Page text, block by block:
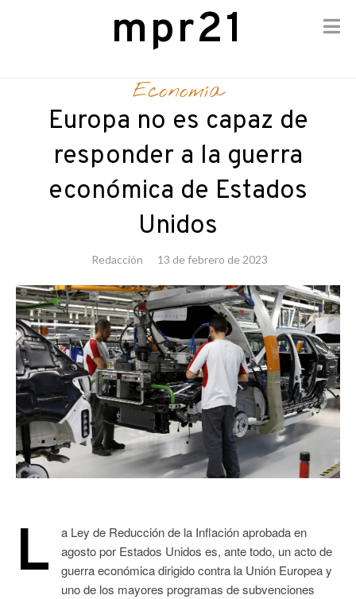
mpr21
Economía
Europa no es capaz de
responder a la guerra
económica de Estados
Unidos
Redacción 13 de febrero de 2023
L
a Ley de Reducción de la Inflación aprobada en
agosto por Estados Unidos es, ante todo, un acto de
guerra económica dirigido contra la Unión Europea y
uno de los mayores programas de subvenciones